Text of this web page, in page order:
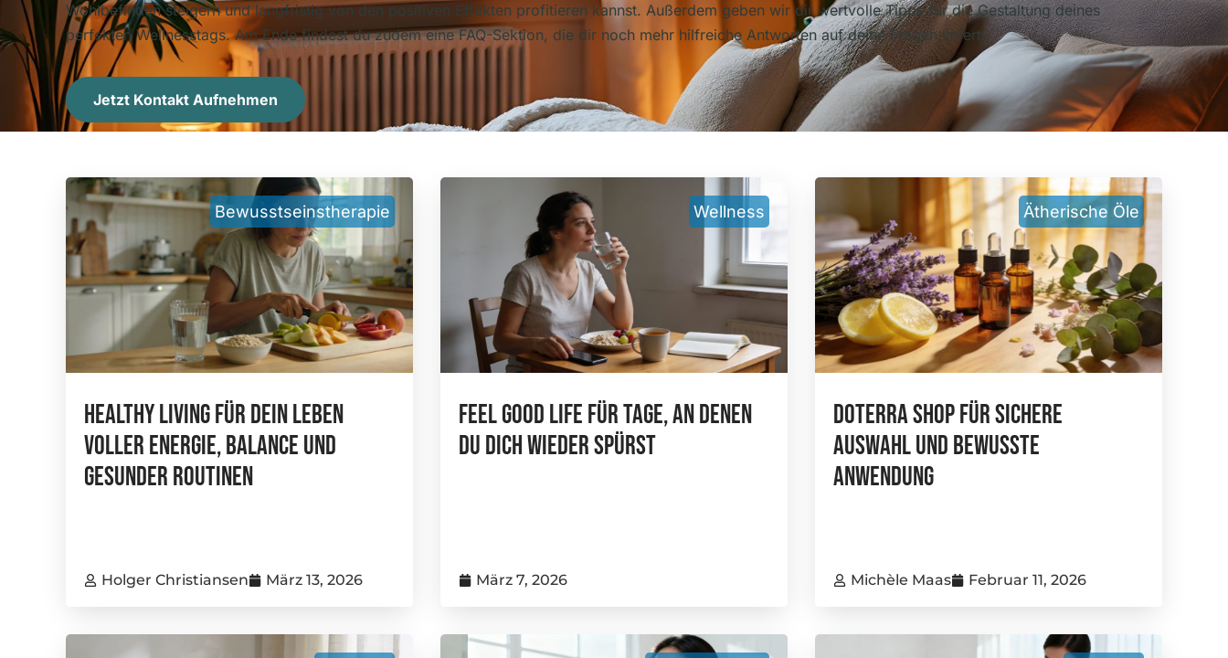
Wohlbefinden steigern und langfristig von den positiven Effekten profitieren kannst. Außerdem geben wir dir wertvolle Tipps für die Gestaltung deines
perfekten Wellnesstags. Am Ende findest du zudem eine FAQ-Sektion, die dir noch mehr hilfreiche Antworten auf deine Fragen liefert.
Jetzt Kontakt Aufnehmen
Bewusstseinstherapie
Healthy Living Für Dein Leben
Voller Energie, Balance Und
Gesunder Routinen
Holger Christiansen März 13, 2026
Wellness
Feel Good Life Für Tage, An Denen
Du Dich Wieder Spürst
März 7, 2026
Ätherische Öle
DoTERRA Shop Für Sichere
Auswahl Und Bewusste
Anwendung
Michèle Maas Februar 11, 2026